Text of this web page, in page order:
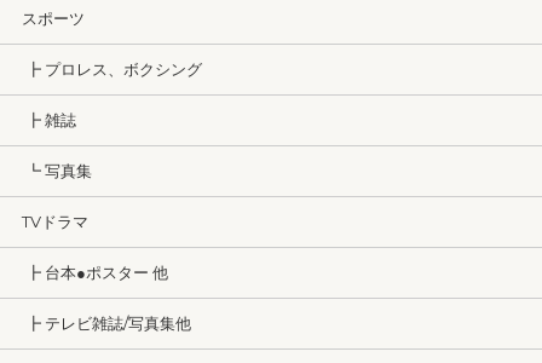
スポーツ
┣ プロレス、ボクシング
┣ 雑誌
┗ 写真集
TVドラマ
┣ 台本●ポスター 他
┣ テレビ雑誌/写真集他